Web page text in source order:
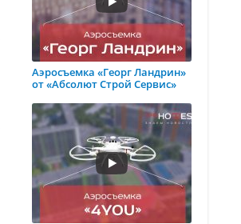
Аэросъемка «Георг Ландрин»
от «Абсолют Строй Сервис»